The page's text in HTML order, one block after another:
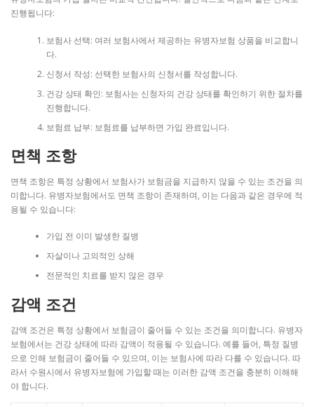
진행됩니다:
보험사 선택: 여러 보험사에서 제공하는 유병자보험 상품을 비교합니
다.
신청서 작성: 선택한 보험사의 신청서를 작성합니다.
건강 상태 확인: 보험사는 신청자의 건강 상태를 확인하기 위한 절차를
진행합니다.
보험료 납부: 보험료를 납부하면 가입 완료입니다.
면책 조항
면책 조항은 특정 상황에서 보험사가 보험금을 지급하지 않을 수 있는 조건을 의
미합니다. 유병자보험에서도 면책 조항이 존재하며, 이는 다음과 같은 경우에 적
용될 수 있습니다:
가입 전 이미 발생한 질병
자살이나 고의적인 상해
전문적인 치료를 받지 않은 경우
감액 조건
감액 조건은 특정 상황에서 보험금이 줄어들 수 있는 조건을 의미합니다. 유병자
보험에서는 건강 상태에 따라 감액이 적용될 수 있습니다. 예를 들어, 특정 질병
으로 인해 보험금이 줄어들 수 있으며, 이는 보험사에 따라 다를 수 있습니다. 따
라서 수원시에서 유병자보험에 가입할 때는 이러한 감액 조건을 충분히 이해해
야 합니다.